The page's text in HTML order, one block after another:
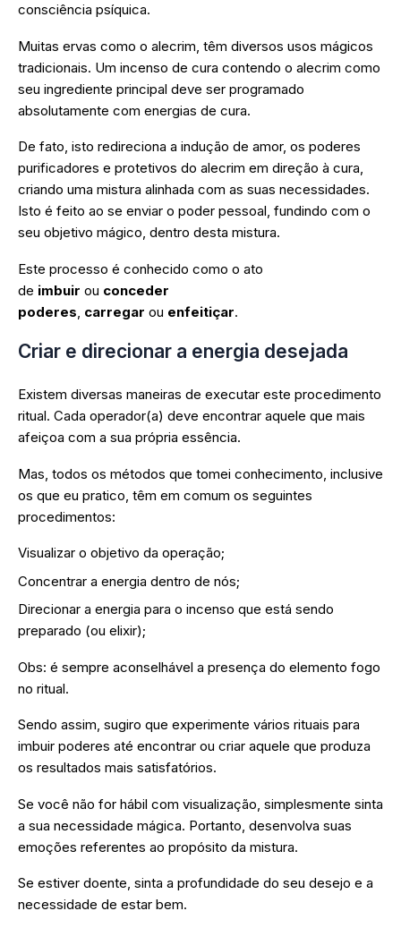
consciência psíquica.
Muitas ervas como o alecrim, têm diversos usos mágicos
tradicionais. Um incenso de cura contendo o alecrim como
seu ingrediente principal deve ser programado
absolutamente com energias de cura.
De fato, isto redireciona a indução de amor, os poderes
purificadores e protetivos do alecrim em direção à cura,
criando uma mistura alinhada com as suas necessidades.
Isto é feito ao se enviar o poder pessoal, fundindo com o
seu objetivo mágico, dentro desta mistura.
Este processo é conhecido como o ato
de imbuir ou conceder
poderes carregar ou enfeitiçar.
Criar e direcionar a energia desejada
Existem diversas maneiras de executar este procedimento
ritual. Cada operador(a) deve encontrar aquele que mais
afeiçoa com a sua própria essência.
Mas, todos os métodos que tomei conhecimento, inclusive
os que eu pratico, têm em comum os seguintes
procedimentos:
Visualizar o objetivo da operação;
Concentrar a energia dentro de nós;
Direcionar a energia para o incenso que está sendo
preparado (ou elixir);
Obs: é sempre aconselhável a presença do elemento fogo
no ritual.
Sendo assim, sugiro que experimente vários rituais para
imbuir poderes até encontrar ou criar aquele que produza
os resultados mais satisfatórios.
Se você não for hábil com visualização, simplesmente sinta
a sua necessidade mágica. Portanto, desenvolva suas
emoções referentes ao propósito da mistura.
Se estiver doente, sinta a profundidade do seu desejo e a
necessidade de estar bem.